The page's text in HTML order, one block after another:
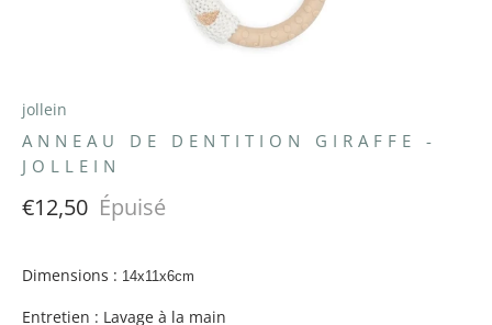
jollein
ANNEAU DE DENTITION GIRAFFE -
JOLLEIN
€12,50 Épuisé
Dimensions : 14x11x6cm
Entretien : Lavage à la main